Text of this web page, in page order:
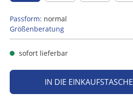
Passform: normal
Größenberatung
sofort lieferbar
IN DIE EINKAUFSTASCHE